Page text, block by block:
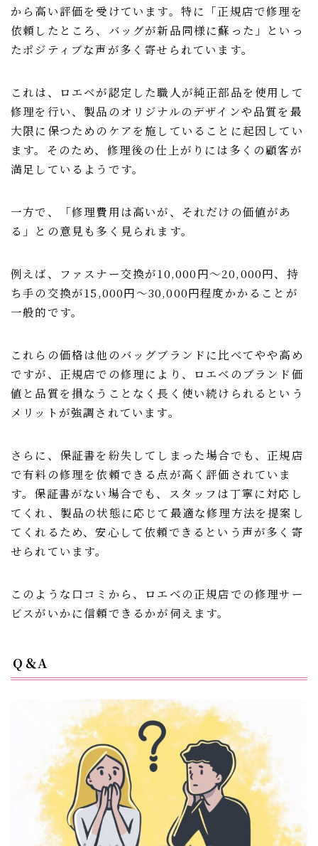
から高い評価を受けています。特に「正規店で修理を
依頼したところ、バッグが新品同様に蘇った」といっ
たポジティブな声が多く寄せられています。
これは、ロエベが認定した職人が純正部品を使用して
修理を行い、製品のオリジナルのデザインや品質を最
大限に保つためのケアを施していることに起因してい
ます。そのため、修理後の仕上がりには多くの顧客が
満足しているようです。
一方で、「修理費用は高いが、それだけの価値があ
る」との意見も多く見られます。
例えば、ファスナー交換が10,000円〜20,000円、持
ち手の交換が15,000円〜30,000円程度かかることが
一般的です。
これらの価格は他のバッグブランドに比べてやや高め
ですが、正規店での修理により、ロエベのブランド価
値と品質を損なうことなく長く使い続けられるという
メリットが強調されています。
さらに、保証書を紛失してしまった場合でも、正規店
で有料の修理を依頼できる点が高く評価されていま
す。保証書がない場合でも、スタッフは丁寧に対応し
てくれ、製品の状態に応じて最適な修理方法を提案し
てくれるため、安心して依頼できるという声が多く寄
せられています。
このような口コミから、ロエベの正規店での修理サー
ビスがいかに信頼できるかが伺えます。
Q＆A